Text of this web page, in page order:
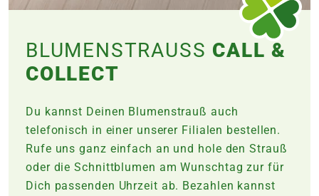
BLUMENSTRAUSS
CALL &
COLLECT
Du kannst Deinen Blumenstrauß auch
telefonisch in einer unserer Filialen bestellen.
Rufe uns ganz einfach an und hole den Strauß
oder die Schnittblumen am Wunschtag zur für
Dich passenden Uhrzeit ab. Bezahlen kannst